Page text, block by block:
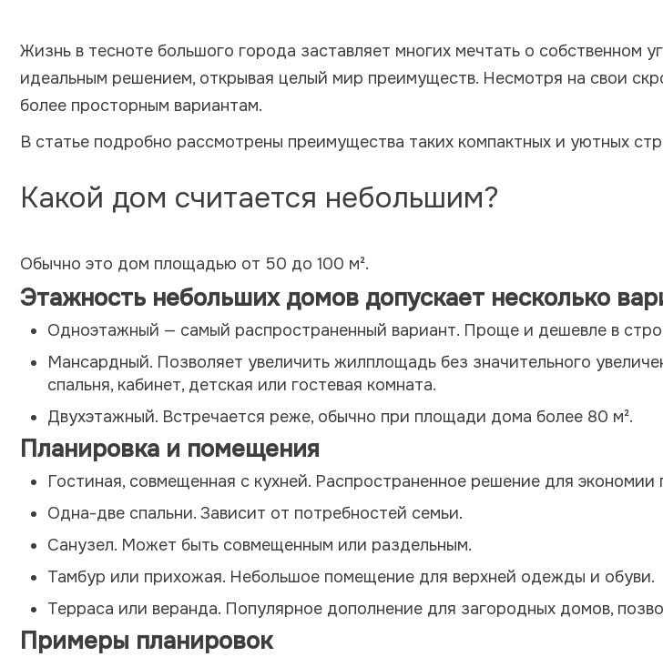
Жизнь в тесноте большого города заставляет многих мечтать о собственном
идеальным решением, открывая целый мир преимуществ. Несмотря на свои
более просторным вариантам.
В статье подробно рассмотрены преимущества таких компактных и уютных
Какой дом считается небольшим?
Обычно это дом площадью от 50 до 100 м².
Этажность небольших домов допускает несколько
Одноэтажный — самый распространенный вариант. Проще и дешевле в
Мансардный. Позволяет увеличить жилплощадь без значительного
спальня, кабинет, детская или гостевая комната.
Двухэтажный. Встречается реже, обычно при площади дома более 80 м².
Планировка и помещения
Гостиная, совмещенная с кухней. Распространенное решение для экономии
Одна-две спальни. Зависит от потребностей семьи.
Санузел. Может быть совмещенным или раздельным.
Тамбур или прихожая. Небольшое помещение для верхней одежды и обуви.
Терраса или веранда. Популярное дополнение для загородных домов,
Примеры планировок